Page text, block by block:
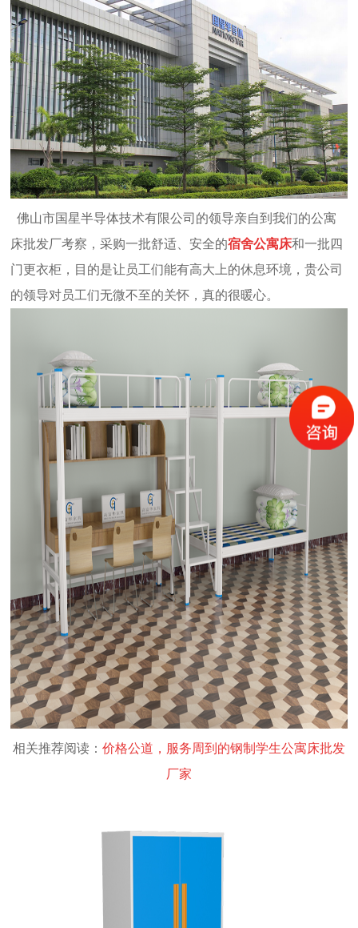
佛山市国星半导体技术有限公司的领导亲自到我们的公寓
床批发厂考察，采购一批舒适、安全的宿舍公寓床和一批四
门更衣柜 ，目的是让员工们能有高大上的休息环境，贵公司
的领导对员工们无微不至的关怀，真的很暖心。
相关推荐阅读： 价格公道，服务周到的钢制学生公寓床批发
厂家